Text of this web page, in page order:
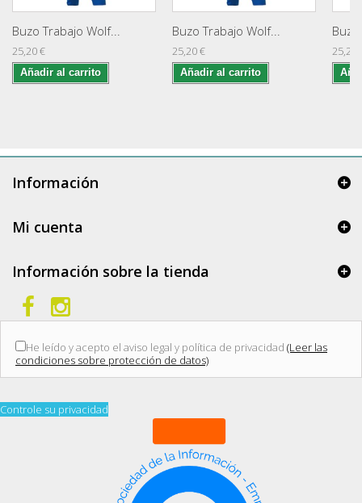
Buzo Trabajo Wolf...
25,20 €
Añadir al carrito
Buzo Trabajo Wolf...
25,20 €
Añadir al carrito
25,20
Información
Mi cuenta
Información sobre la tienda
He leído y acepto el aviso legal y política de privacidad (Leer las
condiciones sobre protección de datos)
Controle su privacidad